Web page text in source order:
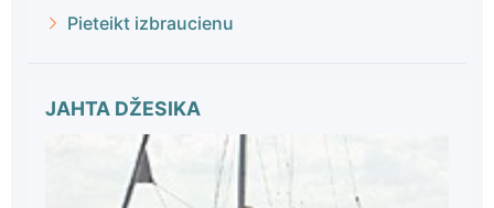
Pieteikt izbraucienu
JAHTA DŽESIKA